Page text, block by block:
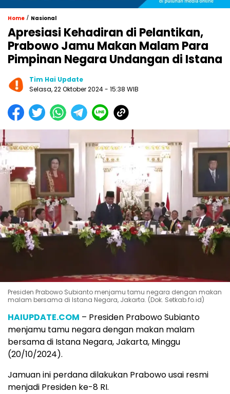
Home / Nasional
Apresiasi Kehadiran di Pelantikan,
Prabowo Jamu Makan Malam Para
Pimpinan Negara Undangan di Istana
Tim Hai Update
Selasa, 22 Oktober 2024 - 15:38 WIB
Presiden Prabowo Subianto menjamu tamu negara dengan makan
malam bersama di Istana Negara, Jakarta. (Dok. Setkab.fo.id)
HAIUPDATE.COM – Presiden Prabowo Subianto
menjamu tamu negara dengan makan malam
bersama di Istana Negara, Jakarta, Minggu
(20/10/2024).
Jamuan ini perdana dilakukan Prabowo usai resmi
menjadi Presiden ke-8 RI.